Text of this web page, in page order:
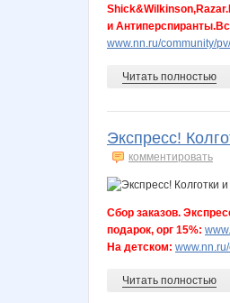
runez1 s320an
tatikus tes333
адюша207
и
www.nn.ru/community/
Читать полностью
Экспресс!
комментировать
Сбор заказов.
подарок, орг 15%:
На детском:
Читать полностью